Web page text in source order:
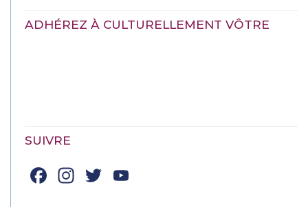
ADHÉREZ À CULTURELLEMENT VÔTRE
SUIVRE
Facebook
Instagram
Twitter